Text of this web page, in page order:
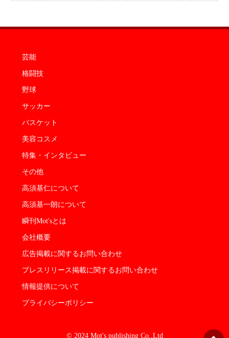
芸能
格闘技
野球
サッカー
バスケット
美容コスメ
特集・インタビュー
その他
高須基仁について
高須基一朗について
瞬刊Mot'sとは
会社概要
広告掲載に関するお問い合わせ
プレスリリース掲載に関するお問い合わせ
情報提供について
プライバシーポリシー
© 2024 Mot's publishing Co.,Ltd